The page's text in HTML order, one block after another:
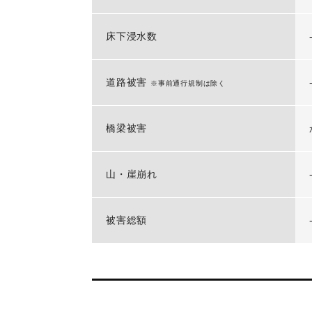
床下浸水数
道路被害 ※事前通行規制は除く
橋梁被害
山・崖崩れ
被害総額